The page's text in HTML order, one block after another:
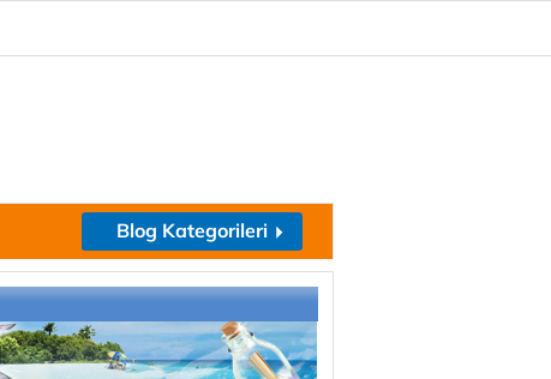
Blog Kategorileri